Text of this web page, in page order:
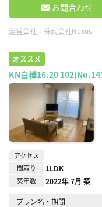
お問合わせ
運営会社： 株式会社Nexus
オススメ
KN白樺16.20
アクセス
間取り
1LDK
築年数 2022年 7月 築
プラン名・期間